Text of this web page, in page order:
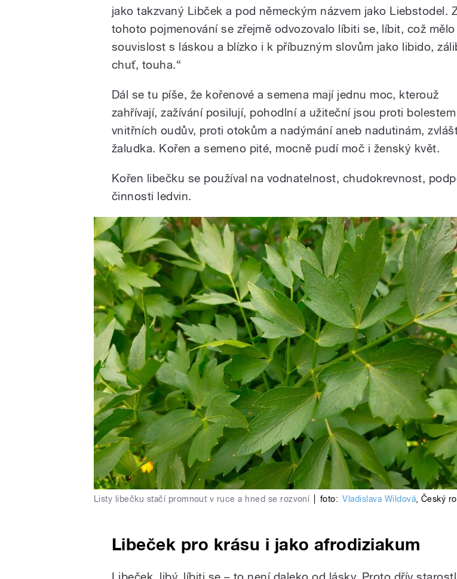
jako takzvaný Libček a pod německým názvem jako Liebstodel.
tohoto pojmenování se zřejmě odvozovalo líbiti se, líbit, což mělo
souvislost s láskou a blízko i k příbuzným slovům jako libido,
chuť, touha.“
Dál se tu píše, že kořenové a semena mají jednu moc, kterouž
zahřívají, zažívání posilují, pohodlní a užiteční jsou proti bolestem
vnitřních oudův, proti otokům a nadýmání aneb nadutinám,
žaludka. Kořen a semeno pité, mocně pudí moč i ženský květ.
Kořen libečku se používal na vodnatelnost, chudokrevnost,
činnosti ledvin.
Listy libečku stačí promnout v ruce a hned se rozvoní foto: Vladislava Wildová, Český
Libeček pro krásu i jako afrodiziakum